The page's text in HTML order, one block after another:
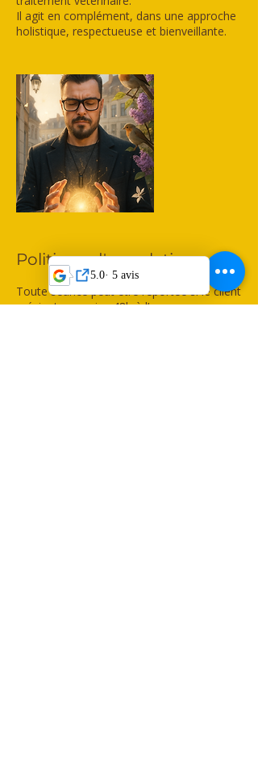
Il agit en complément, dans une approche
holistique, respectueuse et bienveillante.
Politique d'annulation
Toute séance peut être reportée si le client
prévient au moins 48h à l’avance.